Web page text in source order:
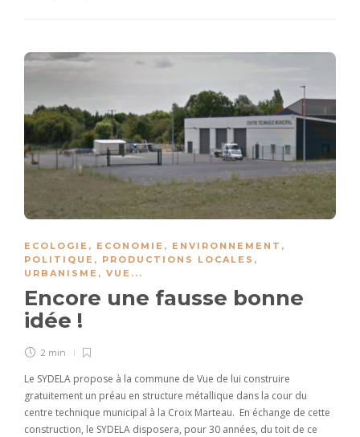
ECOLOGIE , ECONOMIE , ENVIRONNEMENT ,
POLITIQUE , PRODUCTIONS LOCALES ,
URBANISME , VUE ...
Encore une fausse bonne
idée !
2 min
Le SYDELA propose à la commune de Vue de lui construire
gratuitement un préau en structure métallique dans la cour du
centre technique municipal à la Croix Marteau. En échange de cette
construction, le SYDELA disposera, pour 30 années, du toit de ce